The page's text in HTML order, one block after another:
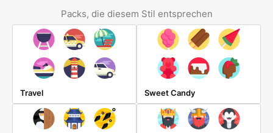
Packs, die diesem Stil entsprechen
Travel Sweet Candy